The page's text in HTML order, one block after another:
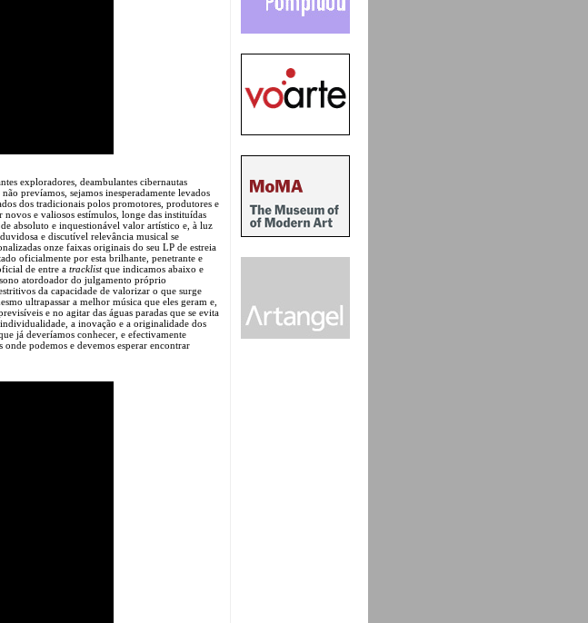
exploradores, deambulantes cibernautas
prevíamos, sejamos inesperadamente levados
dos tradicionais polos promotores, produtores e
e valiosos estímulos, longe das instituídas
absoluto e inquestionável valor artístico e, à luz
e discutível relevância musical se
onze faixas originais do seu LP de estreia
oficialmente por esta brilhante, penetrante e
de entre a tracklistque indicamos abaixo e
atordoador do julgamento próprio
da capacidade de valorizar o que surge
ultrapassar a melhor música que eles geram e,
e no agitar das águas paradas que se evita
a inovação e a originalidade dos
já deveríamos conhecer, e efectivamente
podemos e devemos esperar encontrar